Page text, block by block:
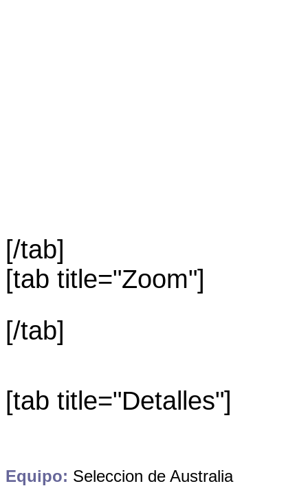
[/tab]
[tab title="Zoom"]
[/tab]
[tab title="Detalles"]
Equipo: Seleccion de Australia